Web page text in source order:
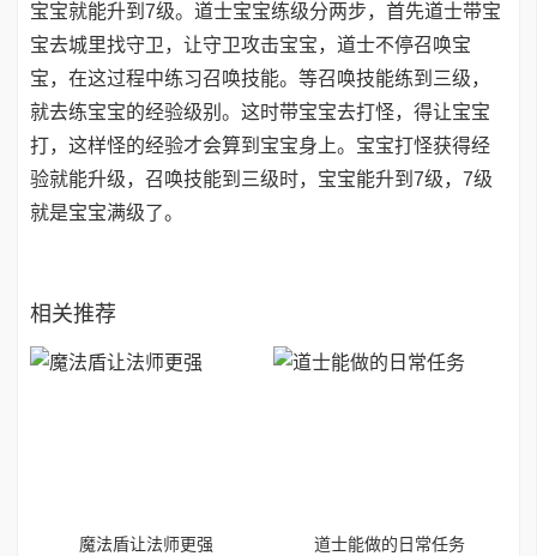
宝宝就能升到7级。道士宝宝练级分两步，首先道士带宝
宝去城里找守卫，让守卫攻击宝宝，道士不停召唤宝
宝，在这过程中练习召唤技能。等召唤技能练到三级，
就去练宝宝的经验级别。这时带宝宝去打怪，得让宝宝
打，这样怪的经验才会算到宝宝身上。宝宝打怪获得经
验就能升级，召唤技能到三级时，宝宝能升到7级，7级
就是宝宝满级了。
相关推荐
魔法盾让法师更强 道士能做的日常任务